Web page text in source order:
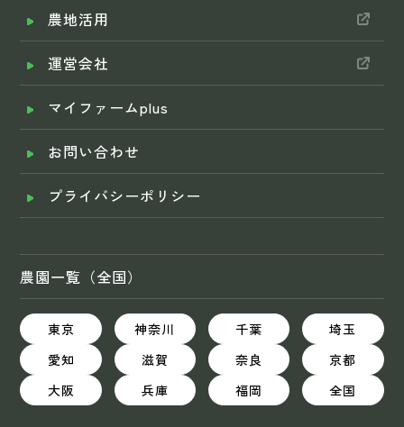
農地活用
運営会社
マイファームplus
お問い合わせ
プライバシーポリシー
農園一覧（全国）
東京 神奈川 千葉
埼玉
愛知
滋賀 奈良
京都
大阪
兵庫 福岡 全国